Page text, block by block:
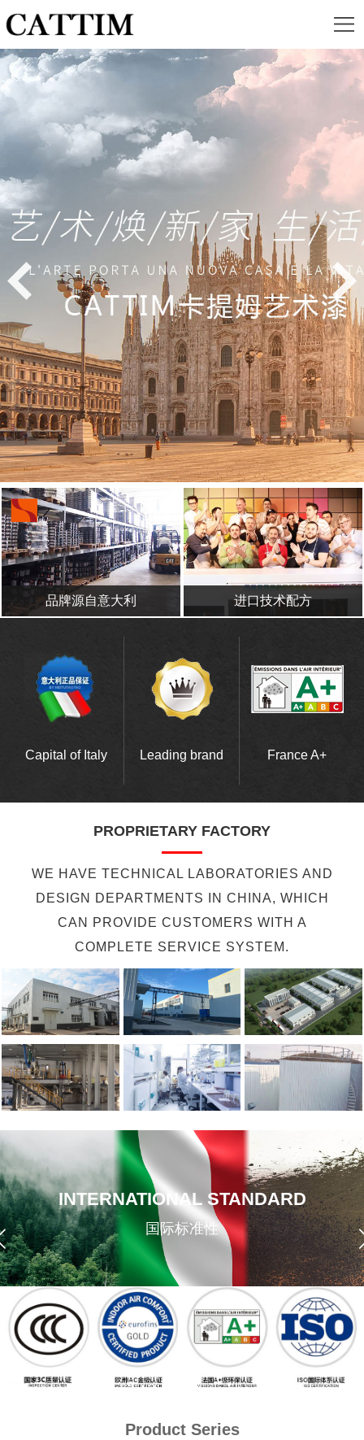
品牌源自意大利 进口技术配方
Capital of Italy Leading brand France A+
PROPRIETARY FACTORY
WE HAVE TECHNICAL LABORATORIES AND
DESIGN DEPARTMENTS IN CHINA, WHICH
CAN PROVIDE CUSTOMERS WITH A
COMPLETE SERVICE SYSTEM.
INTERNATIONAL STANDARD
国际标准性
Product Series